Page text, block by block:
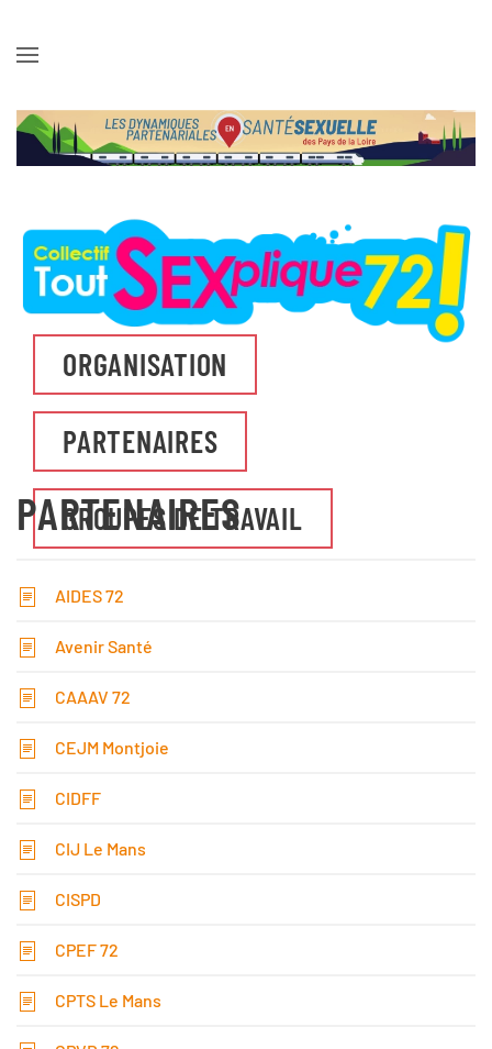
ORGANISATION
PARTENAIRES
GROUPES DE TRAVAIL
PARTENAIRES
AIDES 72
Avenir Santé
CAAAV 72
CEJM Montjoie
CIDFF
CIJ Le Mans
CISPD
CPEF 72
CPTS Le Mans